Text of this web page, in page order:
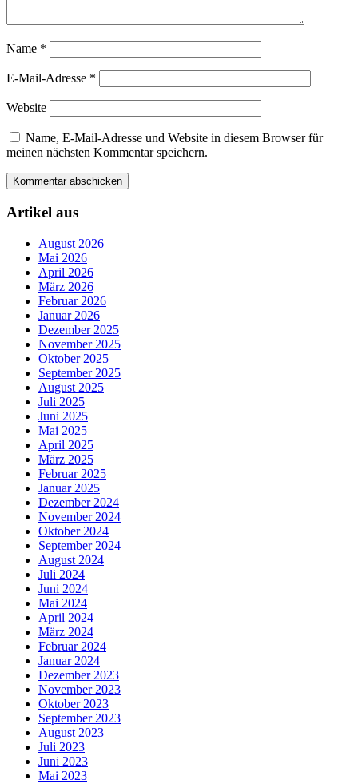
Name *
E-Mail-Adresse *
Website
Name, E-Mail-Adresse und Website in diesem Browser für
meinen nächsten Kommentar speichern.
Artikel aus
August 2026
Mai 2026
April 2026
März 2026
Februar 2026
Januar 2026
Dezember 2025
November 2025
Oktober 2025
September 2025
August 2025
Juli 2025
Juni 2025
Mai 2025
April 2025
März 2025
Februar 2025
Januar 2025
Dezember 2024
November 2024
Oktober 2024
September 2024
August 2024
Juli 2024
Juni 2024
Mai 2024
April 2024
März 2024
Februar 2024
Januar 2024
Dezember 2023
November 2023
Oktober 2023
September 2023
August 2023
Juli 2023
Juni 2023
Mai 2023